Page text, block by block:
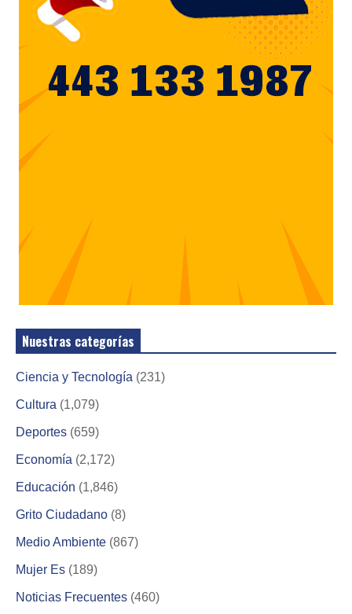
Nuestras categorías
Ciencia y Tecnología (231)
Cultura (1,079)
Deportes (659)
Economía (2,172)
Educación (1,846)
Grito Ciudadano (8)
Medio Ambiente (867)
Mujer Es (189)
Noticias Frecuentes (460)